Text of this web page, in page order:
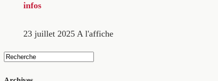
infos
23 juillet 2025 A l'affiche